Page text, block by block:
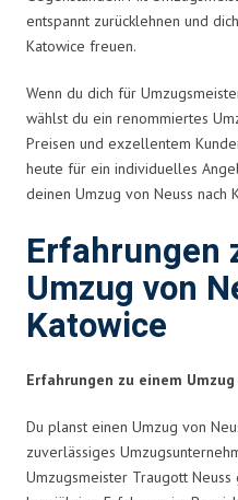
entspannt zurücklehnen und
Katowice freuen.
Wenn du dich für
wählst du ein renommiertes
Preisen und exzellentem
heute für ein individuelles
deinen Umzug von Neuss nach
Erfahrungen
Umzug von
Katowice
Erfahrungen zu einem
Du planst einen Umzug von
zuverlässiges
Umzugsmeister Traugott